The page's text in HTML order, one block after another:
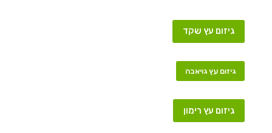
גיזום עץ שקד
גיזום עץ גויאבה
גיזום עץ רימון